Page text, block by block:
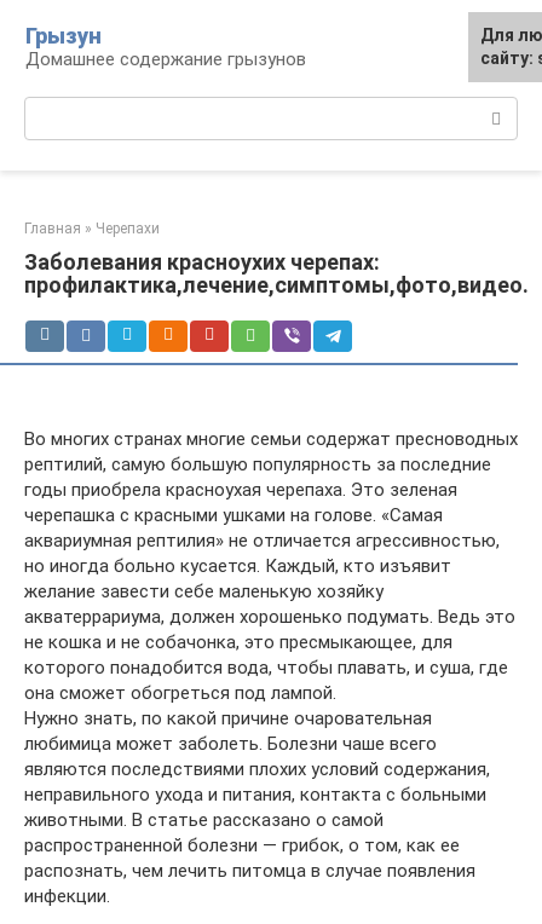
контенту
Грызун
Домашнее содержание грызунов
Главная » Черепахи
Заболевания красноухих черепах:
профилактика,лечение,симптомы,фото,видео.
Во многих странах многие семьи содержат пресноводных
рептилий, самую большую популярность за последние
годы приобрела красноухая черепаха. Это зеленая
черепашка с красными ушками на голове. «Самая
аквариумная рептилия» не отличается агрессивностью,
но иногда больно кусается. Каждый, кто изъявит
желание завести себе маленькую хозяйку
акватеррариума, должен хорошенько подумать. Ведь это
не кошка и не собачонка, это пресмыкающее, для
которого понадобится вода, чтобы плавать, и суша, где
она сможет обогреться под лампой.
Нужно знать, по какой причине очаровательная
любимица может заболеть. Болезни чаше всего
являются последствиями плохих условий содержания,
неправильного ухода и питания, контакта с больными
животными. В статье рассказано о самой
распространенной болезни — грибок, о том, как ее
распознать, чем лечить питомца в случае появления
инфекции.
Для
сайту: